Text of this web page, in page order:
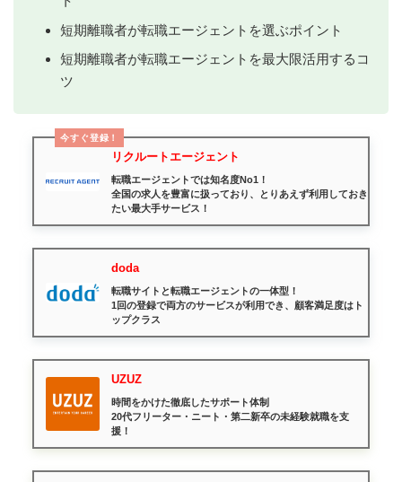
短期離職者が転職エージェントを選ぶポイント
短期離職者が転職エージェントを最大限活用するコ
ツ
今すぐ登録！
リクルートエージェント
転職エージェントでは知名度No1！
全国の求人を豊富に扱っており、とりあえず利用しておき
たい最大手サービス！
doda
転職サイトと転職エージェントの一体型！
1回の登録で両方のサービスが利用でき、顧客満足度はト
ップクラス
UZUZ
時間をかけた徹底したサポート体制
20代フリーター・ニート・第二新卒の未経験就職を支
援！